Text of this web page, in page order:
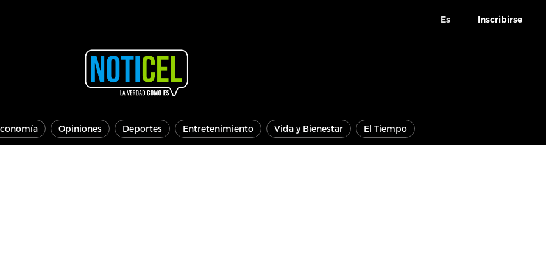
Es Inscribirse
Opiniones Deportes Entretenimiento Vida y Bienestar El Tiempo